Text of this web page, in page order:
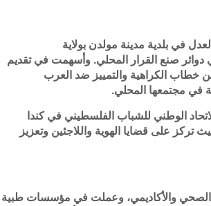
والعدل في بلدية مدينة مولدن بولاية
دوائر صنع القرار المحلي. وأسهمت في تقديم
خطاب الكراهية والتمييز ضد العرب
في مجتمعها المحلي.
الوطني للشباب الفلسطيني في كندا
تركز على قضايا الهوية واللاجئين وتعزيز
تزيد على 15 عاماً في القطاع الصحي والأكاديمي، وعملت في مؤسسات طبية